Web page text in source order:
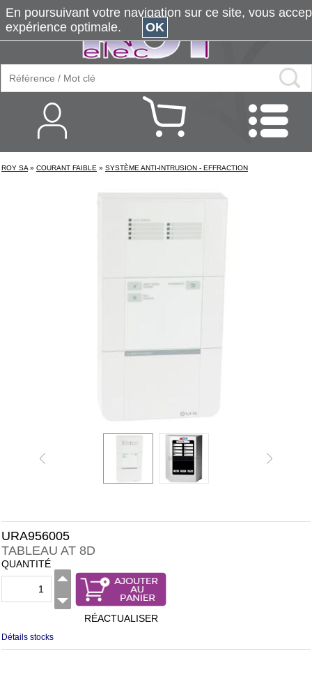
ROY SA » COURANT FAIBLE » SYSTÈME ANTI-INTRUSION - EFFRACTION
URA956005
TABLEAU AT 8D
QUANTITÉ
RÉACTUALISER
Détails stocks
En poursuivant votre navigation sur ce site, vous
expérience optimale.
OK